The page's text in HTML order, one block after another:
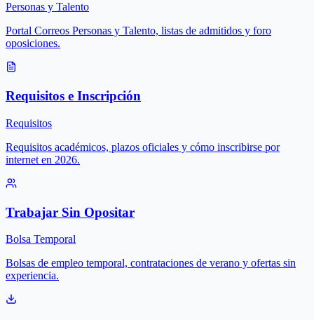
Personas y Talento
Portal Correos Personas y Talento, listas de admitidos y foro
oposiciones.
Requisitos e Inscripción
Requisitos
Requisitos académicos, plazos oficiales y cómo inscribirse por
internet en 2026.
Trabajar Sin Opositar
Bolsa Temporal
Bolsas de empleo temporal, contrataciones de verano y ofertas sin
experiencia.